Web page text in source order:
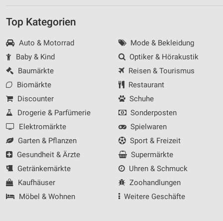
Top Kategorien
Auto & Motorrad
Baby & Kind
Baumärkte
Biomärkte
Discounter
Drogerie & Parfümerie
Elektromärkte
Garten & Pflanzen
Gesundheit & Ärzte
Getränkemärkte
Kaufhäuser
Möbel & Wohnen
Mode & Bekleidung
Optiker & Hörakustik
Reisen & Tourismus
Restaurant
Schuhe
Sonderposten
Spielwaren
Sport & Freizeit
Supermärkte
Uhren & Schmuck
Zoohandlungen
Weitere Geschäfte